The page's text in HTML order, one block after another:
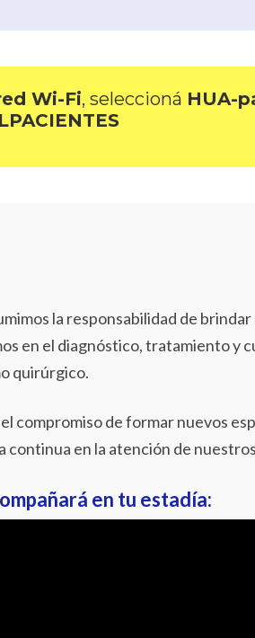
Wi-Fi, seleccioná HUA-
la responsabilidad de
en el diagnóstico, tratamiento y
quirúrgico.
compromiso de formar nuevos
continua en la atención de
en tu estadía: